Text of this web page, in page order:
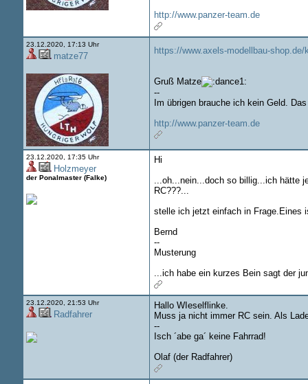
http://www.panzer-team.de
23.12.2020, 17:13 Uhr
matze77
https://www.axels-modellbau-
Gruß Matze
--
Im übrigen brauche ich kein Geld.
http://www.panzer-team.de
23.12.2020, 17:35 Uhr
Holzmeyer
der Ponalmaster (Falke)
Hi
...oh...nein...doch so billig...ich hätte
RC???...
stelle ich jetzt einfach in Frage.Eines
Bernd
--
Musterung
...ich habe ein kurzes Bein sagt der
23.12.2020, 21:53 Uhr
Radfahrer
Hallo WIeselflinke.
Muss ja nicht immer RC sein. Als
--
Isch ´abe ga´ keine Fahrrad!
Olaf (der Radfahrer)